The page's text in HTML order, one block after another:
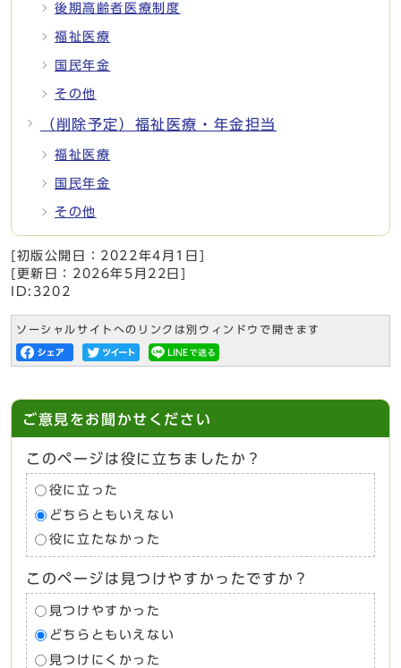
後期高齢者医療制度
福祉医療
国民年金
その他
（削除予定）福祉医療・年金担当
福祉医療
国民年金
その他
[初版公開日： 2022年4月1日
[更新日： 2026年5月22日
ID:3202
ソーシャルサイトへのリンクは別ウィンドウで開きます
ご意見をお聞かせください
このページは役に立ちましたか？
役に立った
どちらともいえない
役に立たなかった
このページは見つけやすかったですか？
見つけやすかった
どちらともいえない
見つけにくかった